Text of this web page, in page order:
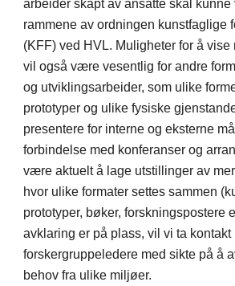
arbeider skapt av ansatte skal
rammene av ordningen kunstfaglige
(KFF) ved HVL. Muligheter for å vise
vil også være vesentlig for andre
og utviklingsarbeider, som ulike
prototyper og ulike fysiske
presentere for interne og eksterne
forbindelse med konferanser og
være aktuelt å lage utstillinger av
hvor ulike formater settes sammen
prototyper, bøker, forskningspostere
avklaring er på plass, vil vi ta kontakt
forskergruppeledere med sikte på å
behov fra ulike miljøer.